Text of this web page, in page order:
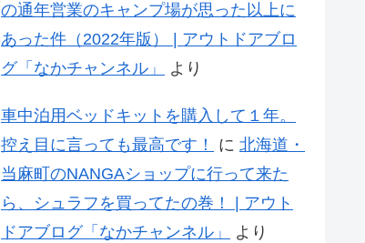
の通年営業のキャンプ場が思った以上に
あった件（2022年版） | アウトドアブロ
グ「なかチャンネル」
より
車中泊用ベッドキットを購入して１年。
控え目に言っても最高です！
に 北海道・
当麻町のNANGAショップに行って来た
ら、シュラフを買ってたの巻！ | アウト
ドアブログ「なかチャンネル」
より